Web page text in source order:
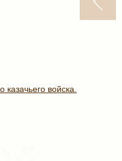
казачьего войска.